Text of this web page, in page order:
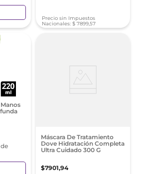
Precio sin Impuestos
Nacionales: $ 7899,57
Máscara De Tratamiento
Dove Hidratación Completa
Ultra Cuidado 300 G
$7901,94